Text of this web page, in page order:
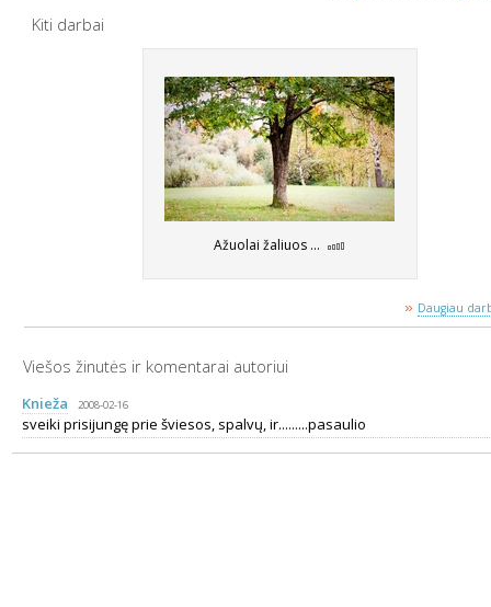
Kiti darbai
Ažuolai žaliuos ...
» Daugiau
Viešos žinutės ir komentarai autoriui
Knieža 2008-02-16
sveiki prisijungę prie šviesos, spalvų, ir.........pasaulio